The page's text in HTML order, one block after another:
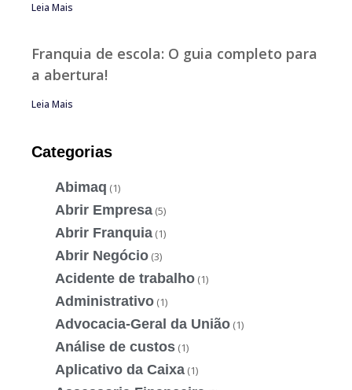
Leia Mais
Franquia de escola: O guia completo para
a abertura!
Leia Mais
Categorias
Abimaq (1)
Abrir Empresa (5)
Abrir Franquia (1)
Abrir Negócio (3)
Acidente de trabalho (1)
Administrativo (1)
Advocacia-Geral da União (1)
Análise de custos (1)
Aplicativo da Caixa (1)